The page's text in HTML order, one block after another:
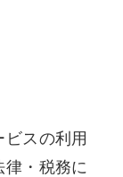
スの利用
・税務に